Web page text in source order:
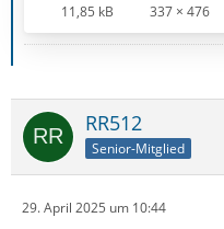
11,85 kB 337 × 476
RR512
Senior-Mitglied
29. April 2025 um 10:44